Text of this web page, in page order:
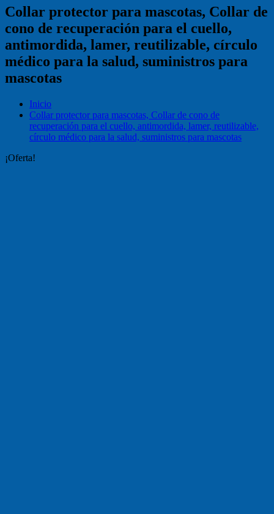
Collar protector para mascotas, Collar de
cono de recuperación para el cuello,
antimordida, lamer, reutilizable, círculo
médico para la salud, suministros para
mascotas
Inicio
Collar protector para mascotas, Collar de cono de
recuperación para el cuello, antimordida, lamer, reutilizable,
círculo médico para la salud, suministros para mascotas
¡Oferta!